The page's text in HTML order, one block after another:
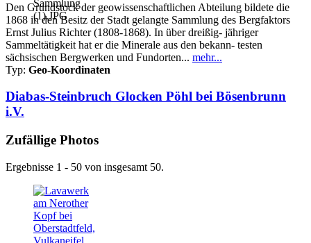
Den Grundstock der geowissenschaftlichen Abteilung bildete die
1868 in den Besitz der Stadt gelangte Sammlung des Bergfaktors
Ernst Julius Richter (1808-1868). In über dreißig- jähriger
Sammeltätigkeit hat er die Minerale aus den bekann- testen
sächsischen Bergwerken und Fundorten... mehr...
Typ: Geo-Koordinaten
Diabas-Steinbruch Glocken Pöhl bei Bösenbrunn
i.V.
Zufällige Photos
Ergebnisse 1 - 50 von insgesamt 50.